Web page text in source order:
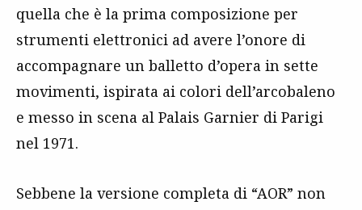
quella che è la prima composizione per
strumenti elettronici ad avere l’onore di
accompagnare un balletto d’opera in sette
movimenti, ispirata ai colori dell’arcobaleno
e messo in scena al Palais Garnier di Parigi
nel 1971.
Sebbene la versione completa di “AOR” non